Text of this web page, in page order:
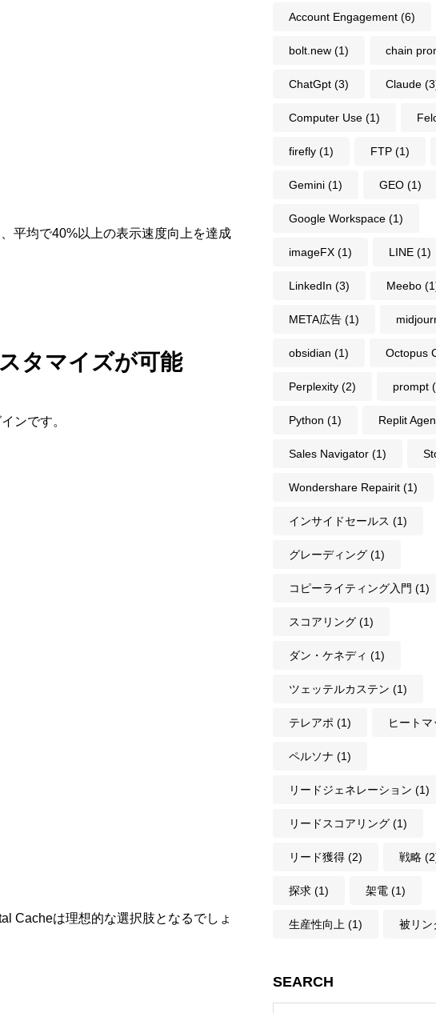
ニュース｜国内外の最新マーケティング情報
プライバシーポリシー｜個人情報保護と法令遵守につ
特定商取引法に基づく表記
平均で40%以上の表示速度向上を達成
タマイズが可能
ンです。
Cacheは理想的な選択肢となるでしょ
Account Engagement (6)
bolt.new (1) chain
ChatGpt (3) Claude
Computer Use (1)
firefly (1) FTP (1)
Gemini (1) GEO (1)
Google Workspace (1)
imageFX (1) LINE (1)
LinkedIn (3) Meebo
META広告 (1)
obsidian (1) Octopus
Perplexity (2) prompt
Python (1) Replit
Sales Navigator (1)
Wondershare Repairit (1)
インサイドセールス (1)
グレーディング (1)
コピーライティング入門 (1)
スコアリング (1)
ダン・ケネディ (1)
ツェッテルカステン (1)
テレアポ (1) ヒートマ
ペルソナ (1)
リードジェネレーション (1)
リードスコアリング (1)
リード獲得 (2) 戦略
探求 (1) 架電 (1)
生産性向上 (1) 被リン
SEARCH